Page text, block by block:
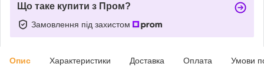
Що таке купити з Пром?
Замовлення під захистом
Опис Характеристики Доставка Оплата Умови